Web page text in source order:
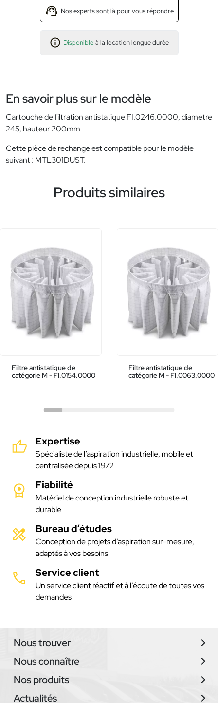
Nos experts sont là pour vous répondre
Disponible à la location longue durée
En savoir plus sur le modèle
Cartouche de filtration antistatique FI.0246.0000, diamètre
245, hauteur 200mm
Cette pièce de rechange est compatible pour le modèle
suivant : MTL301DUST.
Produits similaires
Filtre antistatique de
catégorie M - FI.0154.0000
Filtre antistatique de
catégorie M - FI.0063.0000
Expertise
Spécialiste de l’aspiration industrielle, mobile et
centralisée depuis 1972
Fiabilité
Matériel de conception industrielle robuste et
durable
Bureau d’études
Conception de projets d’aspiration sur-mesure,
adaptés à vos besoins
Service client
Un service client réactif et à l’écoute de toutes vos
demandes
Nous trouver
Nous connaître
Nos produits
Actualités